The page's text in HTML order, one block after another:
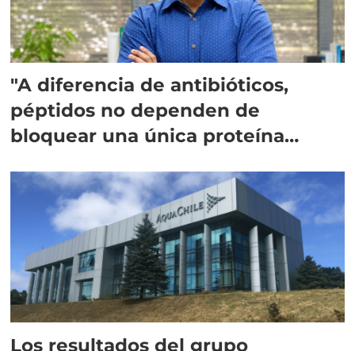
"A diferencia de antibióticos,
péptidos no dependen de
bloquear una única proteína
Los resultados del grupo